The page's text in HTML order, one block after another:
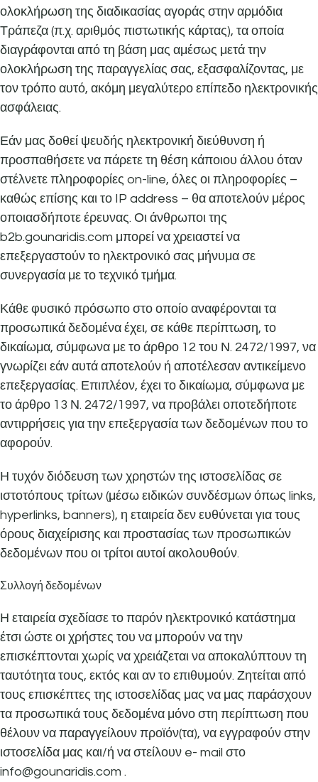
ολοκλήρωση της διαδικασίας αγοράς στην αρμόδια
Τράπεζα (π.χ. αριθμός πιστωτικής κάρτας), τα οποία
διαγράφονται από τη βάση μας αμέσως μετά την
ολοκλήρωση της παραγγελίας σας, εξασφαλίζοντας, με
τον τρόπο αυτό, ακόμη μεγαλύτερο επίπεδο ηλεκτρονικής
ασφάλειας.
Εάν μας δοθεί ψευδής ηλεκτρονική διεύθυνση ή
προσπαθήσετε να πάρετε τη θέση κάποιου άλλου όταν
στέλνετε πληροφορίες on-line, όλες οι πληροφορίες –
καθώς επίσης και το IP address – θα αποτελούν μέρος
οποιασδήποτε έρευνας. Οι άνθρωποι της
b2b.gounaridis.com μπορεί να χρειαστεί να
επεξεργαστούν το ηλεκτρονικό σας μήνυμα σε
συνεργασία με το τεχνικό τμήμα.
Κάθε φυσικό πρόσωπο στο οποίο αναφέρονται τα
προσωπικά δεδομένα έχει, σε κάθε περίπτωση, το
δικαίωμα, σύμφωνα με το άρθρο 12 του Ν. 2472/1997, να
γνωρίζει εάν αυτά αποτελούν ή αποτέλεσαν αντικείμενο
επεξεργασίας. Επιπλέον, έχει το δικαίωμα, σύμφωνα με
το άρθρο 13 Ν. 2472/1997, να προβάλει οποτεδήποτε
αντιρρήσεις για την επεξεργασία των δεδομένων που το
αφορούν.
Η τυχόν διόδευση των χρηστών της ιστοσελίδας σε
ιστοτόπους τρίτων (μέσω ειδικών συνδέσμων όπως links,
hyperlinks, banners), η εταιρεία δεν ευθύνεται για τους
όρους διαχείρισης και προστασίας των προσωπικών
δεδομένων που οι τρίτοι αυτοί ακολουθούν.
Συλλογή δεδομένων
Η εταιρεία σχεδίασε το παρόν ηλεκτρονικό κατάστημα
έτσι ώστε οι χρήστες του να μπορούν να την
επισκέπτονται χωρίς να χρειάζεται να αποκαλύπτουν τη
ταυτότητα τους, εκτός και αν το επιθυμούν. Ζητείται από
τους επισκέπτες της ιστοσελίδας μας να μας παράσχουν
τα προσωπικά τους δεδομένα μόνο στη περίπτωση που
θέλουν να παραγγείλουν προϊόν(τα), να εγγραφούν στην
ιστοσελίδα μας και/ή να στείλουν e- mail στο
info@gounaridis.com .